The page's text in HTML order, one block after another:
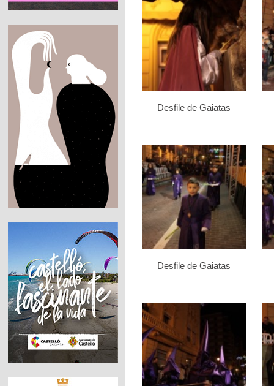
Desfile de Gaiatas
Desfile de Gaiatas